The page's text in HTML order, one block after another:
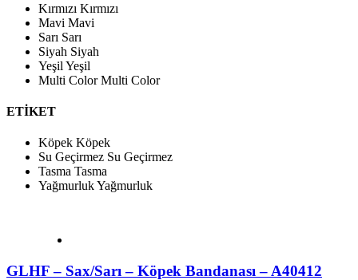
Kırmızı Kırmızı
Mavi Mavi
Sarı Sarı
Siyah Siyah
Yeşil Yeşil
Multi ColorMulti Color
ETİKET
Köpek Köpek
Su Geçirmez Su Geçirmez
Tasma Tasma
YağmurlukYağmurluk
GLHF – Sax/Sarı – Köpek Bandanası – A40412